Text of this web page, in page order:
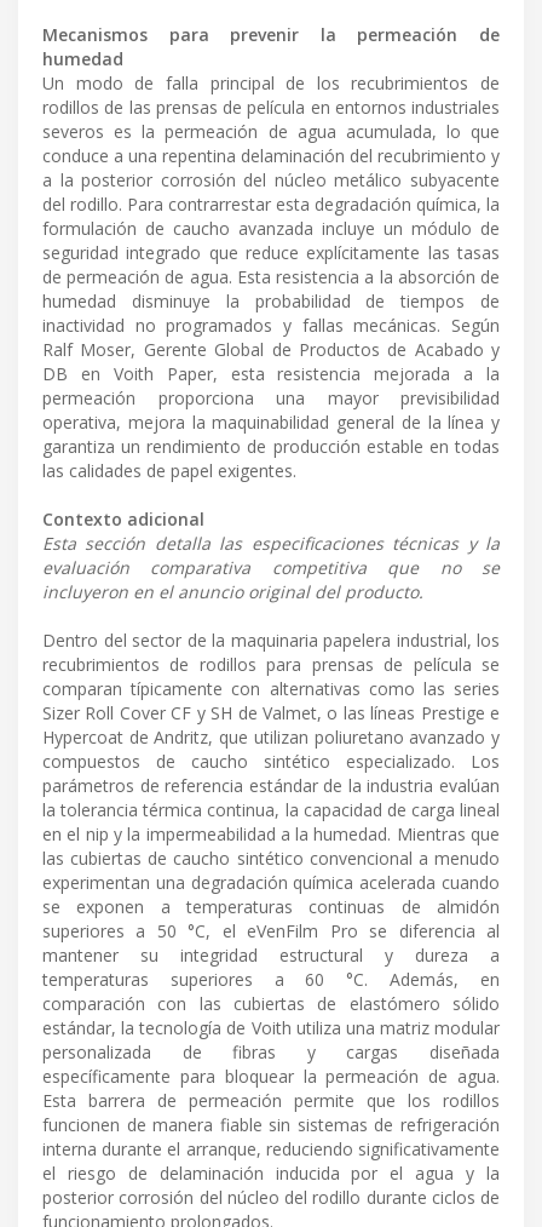
Mecanismos para prevenir la permeación de
humedad
Un modo de falla principal de los recubrimientos de
rodillos de las prensas de película en entornos industriales
severos es la permeación de agua acumulada, lo que
conduce a una repentina delaminación del recubrimiento y
a la posterior corrosión del núcleo metálico subyacente
del rodillo. Para contrarrestar esta degradación química, la
formulación de caucho avanzada incluye un módulo de
seguridad integrado que reduce explícitamente las tasas
de permeación de agua. Esta resistencia a la absorción de
humedad disminuye la probabilidad de tiempos de
inactividad no programados y fallas mecánicas. Según
Ralf Moser, Gerente Global de Productos de Acabado y
DB en Voith Paper, esta resistencia mejorada a la
permeación proporciona una mayor previsibilidad
operativa, mejora la maquinabilidad general de la línea y
garantiza un rendimiento de producción estable en todas
las calidades de papel exigentes.
Contexto adicional
Esta sección detalla las especificaciones técnicas y la
evaluación comparativa competitiva que no se
incluyeron en el anuncio original del producto.
Dentro del sector de la maquinaria papelera industrial, los
recubrimientos de rodillos para prensas de película se
comparan típicamente con alternativas como las series
Sizer Roll Cover CF y SH de Valmet, o las líneas Prestige e
Hypercoat de Andritz, que utilizan poliuretano avanzado y
compuestos de caucho sintético especializado. Los
parámetros de referencia estándar de la industria evalúan
la tolerancia térmica continua, la capacidad de carga lineal
en el nip y la impermeabilidad a la humedad. Mientras que
las cubiertas de caucho sintético convencional a menudo
experimentan una degradación química acelerada cuando
se exponen a temperaturas continuas de almidón
superiores a 50 °C, el eVenFilm Pro se diferencia al
mantener su integridad estructural y dureza a
temperaturas superiores a 60 °C. Además, en
comparación con las cubiertas de elastómero sólido
estándar, la tecnología de Voith utiliza una matriz modular
personalizada de fibras y cargas diseñada
específicamente para bloquear la permeación de agua.
Esta barrera de permeación permite que los rodillos
funcionen de manera fiable sin sistemas de refrigeración
interna durante el arranque, reduciendo significativamente
el riesgo de delaminación inducida por el agua y la
posterior corrosión del núcleo del rodillo durante ciclos de
funcionamiento prolongados.